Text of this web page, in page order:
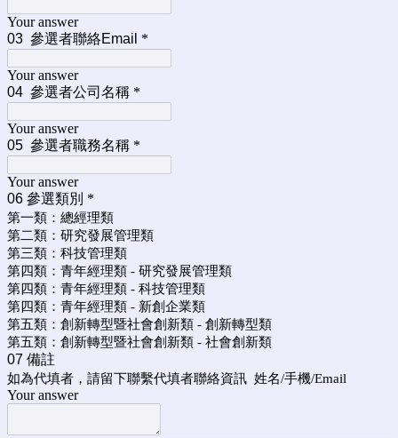
Your answer
03 參選者聯絡Email *
Your answer
04 參選者公司名稱 *
Your answer
05 參選者職務名稱 *
Your answer
06 參選類別 *
第一類：總經理類
第二類：研究發展管理類
第三類：科技管理類
第四類：青年經理類 - 研究發展管理類
第四類：青年經理類 - 科技管理類
第四類：青年經理類 - 新創企業類
第五類：創新轉型暨社會創新類 - 創新轉型類
第五類：創新轉型暨社會創新類 - 社會創新類
07 備註
如為代填者，請留下聯繫代填者聯絡資訊 姓名/手機/Email
Your answer